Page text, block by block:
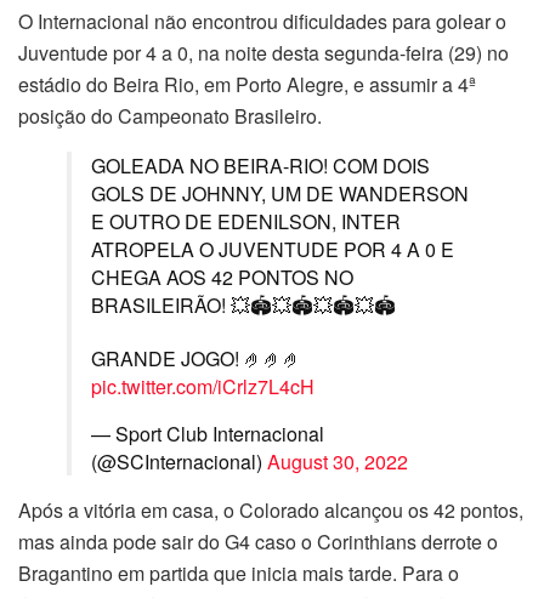
O Internacional não encontrou dificuldades para golear o
Juventude por 4 a 0, na noite desta segunda-feira (29) no
estádio do Beira Rio, em Porto Alegre, e assumir a 4ª
posição do Campeonato Brasileiro.
GOLEADA NO BEIRA-RIO! COM DOIS
GOLS DE JOHNNY, UM DE WANDERSON
E OUTRO DE EDENILSON, INTER
ATROPELA O JUVENTUDE POR 4 A 0 E
CHEGA AOS 42 PONTOS NO
BRASILEIRÃO! 💥🏟️💥🏟️💥🏟️💥🏟️
GRANDE JOGO! 🤌🤌🤌
pic.twitter.com/iCrlz7L4cH
— Sport Club Internacional
(@SCInternacional) August 30, 2022
Após a vitória em casa, o Colorado alcançou os 42 pontos,
mas ainda pode sair do G4 caso o Corinthians derrote o
Bragantino em partida que inicia mais tarde. Para o